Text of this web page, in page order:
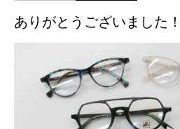
ありがとうございました！